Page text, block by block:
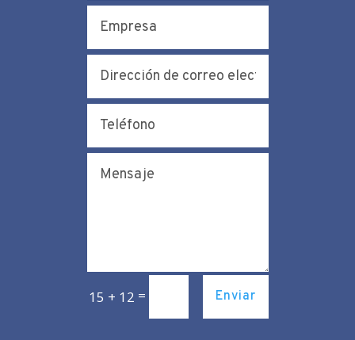
15 + 12 = Enviar